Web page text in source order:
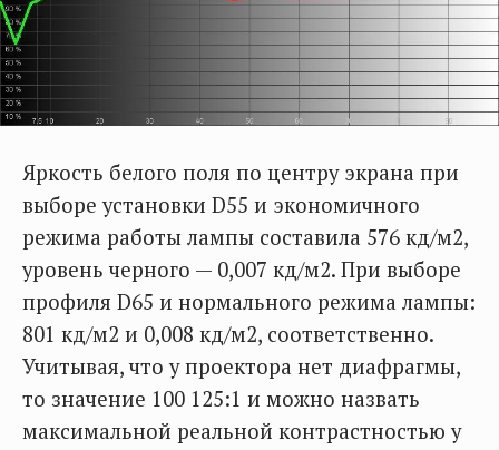
Яркость белого поля по центру экрана при
выборе установки D55 и экономичного
режима работы лампы составила 576 кд/м2,
уровень черного — 0,007 кд/м2. При выборе
профиля D65 и нормального режима лампы:
801 кд/м2 и 0,008 кд/м2, соответственно.
Учитывая, что у проектора нет диафрагмы,
то значение 100 125:1 и можно назвать
максимальной реальной контрастностью у